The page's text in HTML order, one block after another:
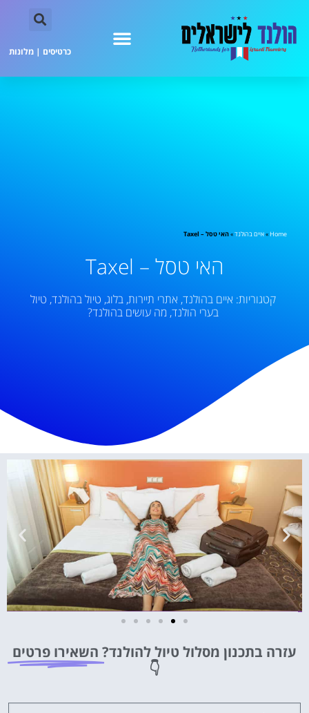
כרטיסים | מלונות
Home
»איים בהולנד»האי טסל – Taxel
האי טסל – Taxel
קטגוריות: איים בהולנד, אתרי תיירות,בלוג, טיול בהולנד, טיול
בערי הולנד, מה עושים בהולנד?
מציאת מלון
לחצו
עזרה בתכנון מסלול טיול להולנד? השאירו פרטים
👇